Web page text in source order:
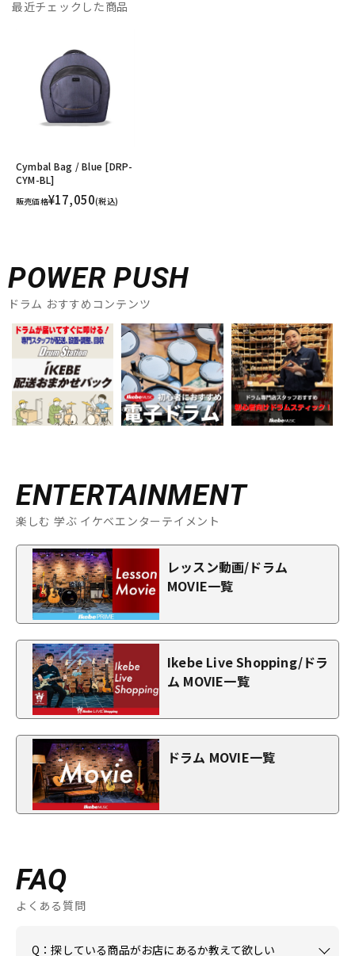
最近チェックした商品
Cymbal Bag / Blue [DRP-
CYM-BL]
販売価格¥17,050(税込)
POWER PUSH
ドラム おすすめコンテンツ
ENTERTAINMENT
楽しむ 学ぶ イケベエンターテイメント
レッスン動画/ドラム
MOVIE一覧
Ikebe Live Shopping/ドラ
ム MOVIE一覧
ドラム MOVIE一覧
FAQ
よくある質問
Q：探している商品がお店にあるか教えて欲しい